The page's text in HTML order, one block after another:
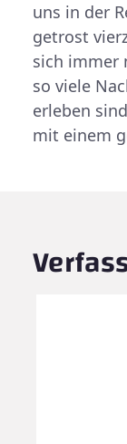
uns in der
getrost
sich immer
so viele
erleben
mit einem